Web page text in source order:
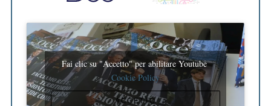
Fai clic su "Accetto" per abilitare Youtube
Cookie Policy
ACCETTO